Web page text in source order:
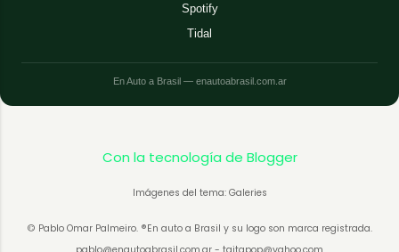
Spotify
Tidal
En Auto a Brasil — enautoabrasil.com.ar
Con la tecnología de Blogger
Imágenes del tema: Galeries
© Pablo Omar Palmeiro. ®En auto a Brasil y su logo son marca registrada.
pablo@enautoabrasil.com.ar - taitapop@yahoo.com